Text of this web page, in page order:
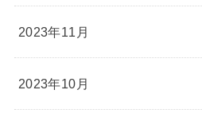
2023年11月
2023年10月